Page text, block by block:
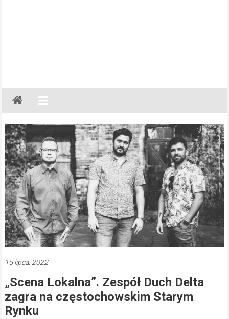
Gazeta
Regionalna
Częstochowa,
Kłobuck,
Lubliniec,
Myszków
15 lipca, 2022
„Scena Lokalna”. Zespół Duch Delta
zagra na częstochowskim Starym
Rynku